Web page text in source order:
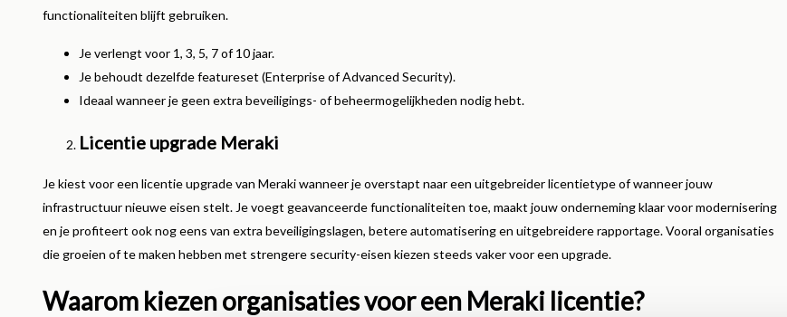
functionaliteiten blijft gebruiken.
Je verlengt voor 1, 3, 5, 7 of 10 jaar.
Je behoudt dezelfde featureset (Enterprise of Advanced Security).
Ideaal wanneer je geen extra beveiligings- of beheermogelijkheden nodig hebt.
Licentie upgrade Meraki
Je kiest voor een licentie upgrade van Meraki wanneer je overstapt naar een uitgebreider licentietype of wanneer jouw
infrastructuur nieuwe eisen stelt. Je voegt geavanceerde functionaliteiten toe, maakt jouw onderneming klaar voor modernisering
en je profiteert ook nog eens van extra beveiligingslagen, betere automatisering en uitgebreidere rapportage. Vooral organisaties
die groeien of te maken hebben met strengere security-eisen kiezen steeds vaker voor een upgrade.
Waarom kiezen organisaties voor een Meraki licentie?